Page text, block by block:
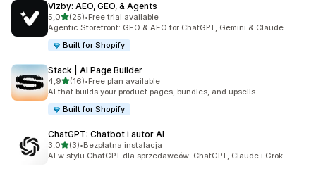
Vizby: AEO, GEO, & Agents
5,0na 5 gwiazdek
(25)
Łączna liczba recenzji: 25
•Free trial available
Agentic Storefront: GEO & AEO for ChatGPT, Gemini & Claude
Built for Shopify
Stack | AI Page Builder
4,9na 5 gwiazdek
(16)
Łączna liczba recenzji: 16
•Free plan available
AI that builds your product pages, bundles, and upsells
Built for Shopify
ChatGPT: Chatbot i autor AI
3,0na 5 gwiazdek
(3)
Łączna liczba recenzji: 3
•Bezpłatna instalacja
AI w stylu ChatGPT dla sprzedawców: ChatGPT, Claude i Grok